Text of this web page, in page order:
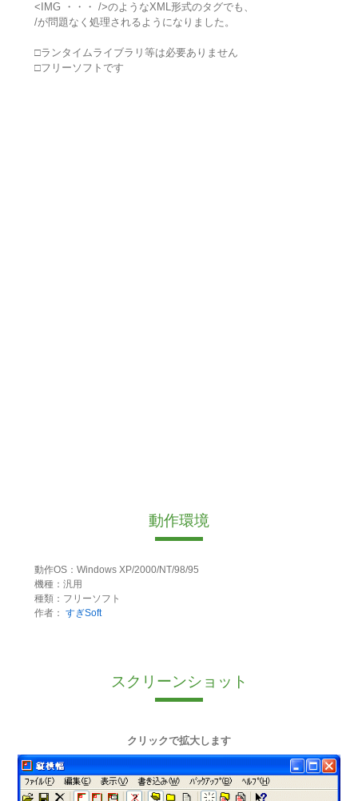
<IMG ・・・ />のようなXML形式のタグでも、
/が問題なく処理されるようになりました。
□ランタイムライブラリ等は必要ありません
□フリーソフトです
動作環境
動作OS：Windows XP/2000/NT/98/95
機種：汎用
種類：フリーソフト
作者： すぎSoft
スクリーンショット
クリックで拡大します